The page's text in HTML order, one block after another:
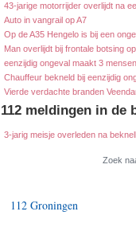
43-jarige motorrijder overlijdt na
Auto in vangrail op A7
Op de A35 Hengelo is bij een
Man overlijdt bij frontale botsing
eenzijdig ongeval maakt 3
Chauffeur bekneld bij eenzijdig
Vierde verdachte branden
112 meldingen in de
3-jarig meisje overleden na
Zoek
112 Groningen